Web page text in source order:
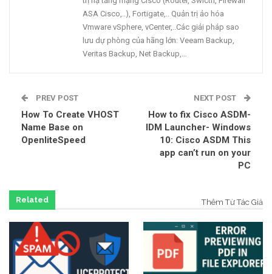
ASA Cisco,..), Fortigate,.. Quản trị ảo hóa
Vmware vSphere, vCenter,..Các giải pháp sao
lưu dự phòng của hãng lớn: Veeam Backup,
Veritas Backup, Net Backup,…
PREV POST
How To Create VHOST
Name Base on
OpenliteSpeed
NEXT POST
How to fix Cisco ASDM-
IDM Launcher- Windows
10: Cisco ASDM This
app can’t run on your
PC
Related Thêm Từ Tác Giả